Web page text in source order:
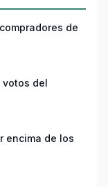
de
votos del
encima de los